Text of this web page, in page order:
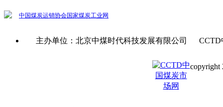
中国煤炭运销协会国家煤炭工业网
主办单位：北京中煤时代科技发展有限公司
copyright